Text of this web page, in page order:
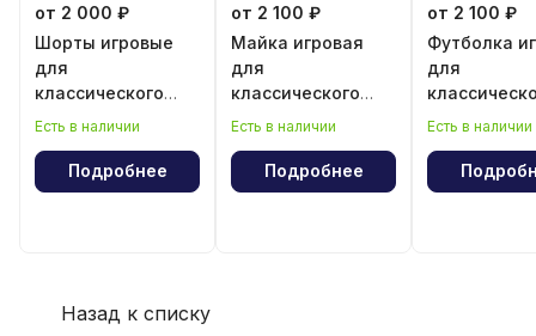
от 2 000 ₽
Шорты игровые
для
классического
волейбола для
Есть в наличии
Подробнее
от 2 100 ₽
Майка игровая
для
классического
волейбола для
Есть в наличии
Подробнее
от 2 100 ₽
Футболка
для
волейбола
Есть в наличии
Назад к списку